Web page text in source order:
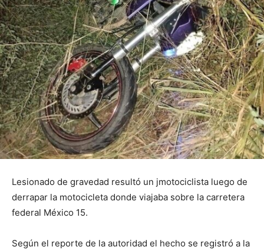
Lesionado de gravedad resultó un jmotociclista luego de
derrapar la motocicleta donde viajaba sobre la carretera
federal México 15.
Según el reporte de la autoridad el hecho se registró a la